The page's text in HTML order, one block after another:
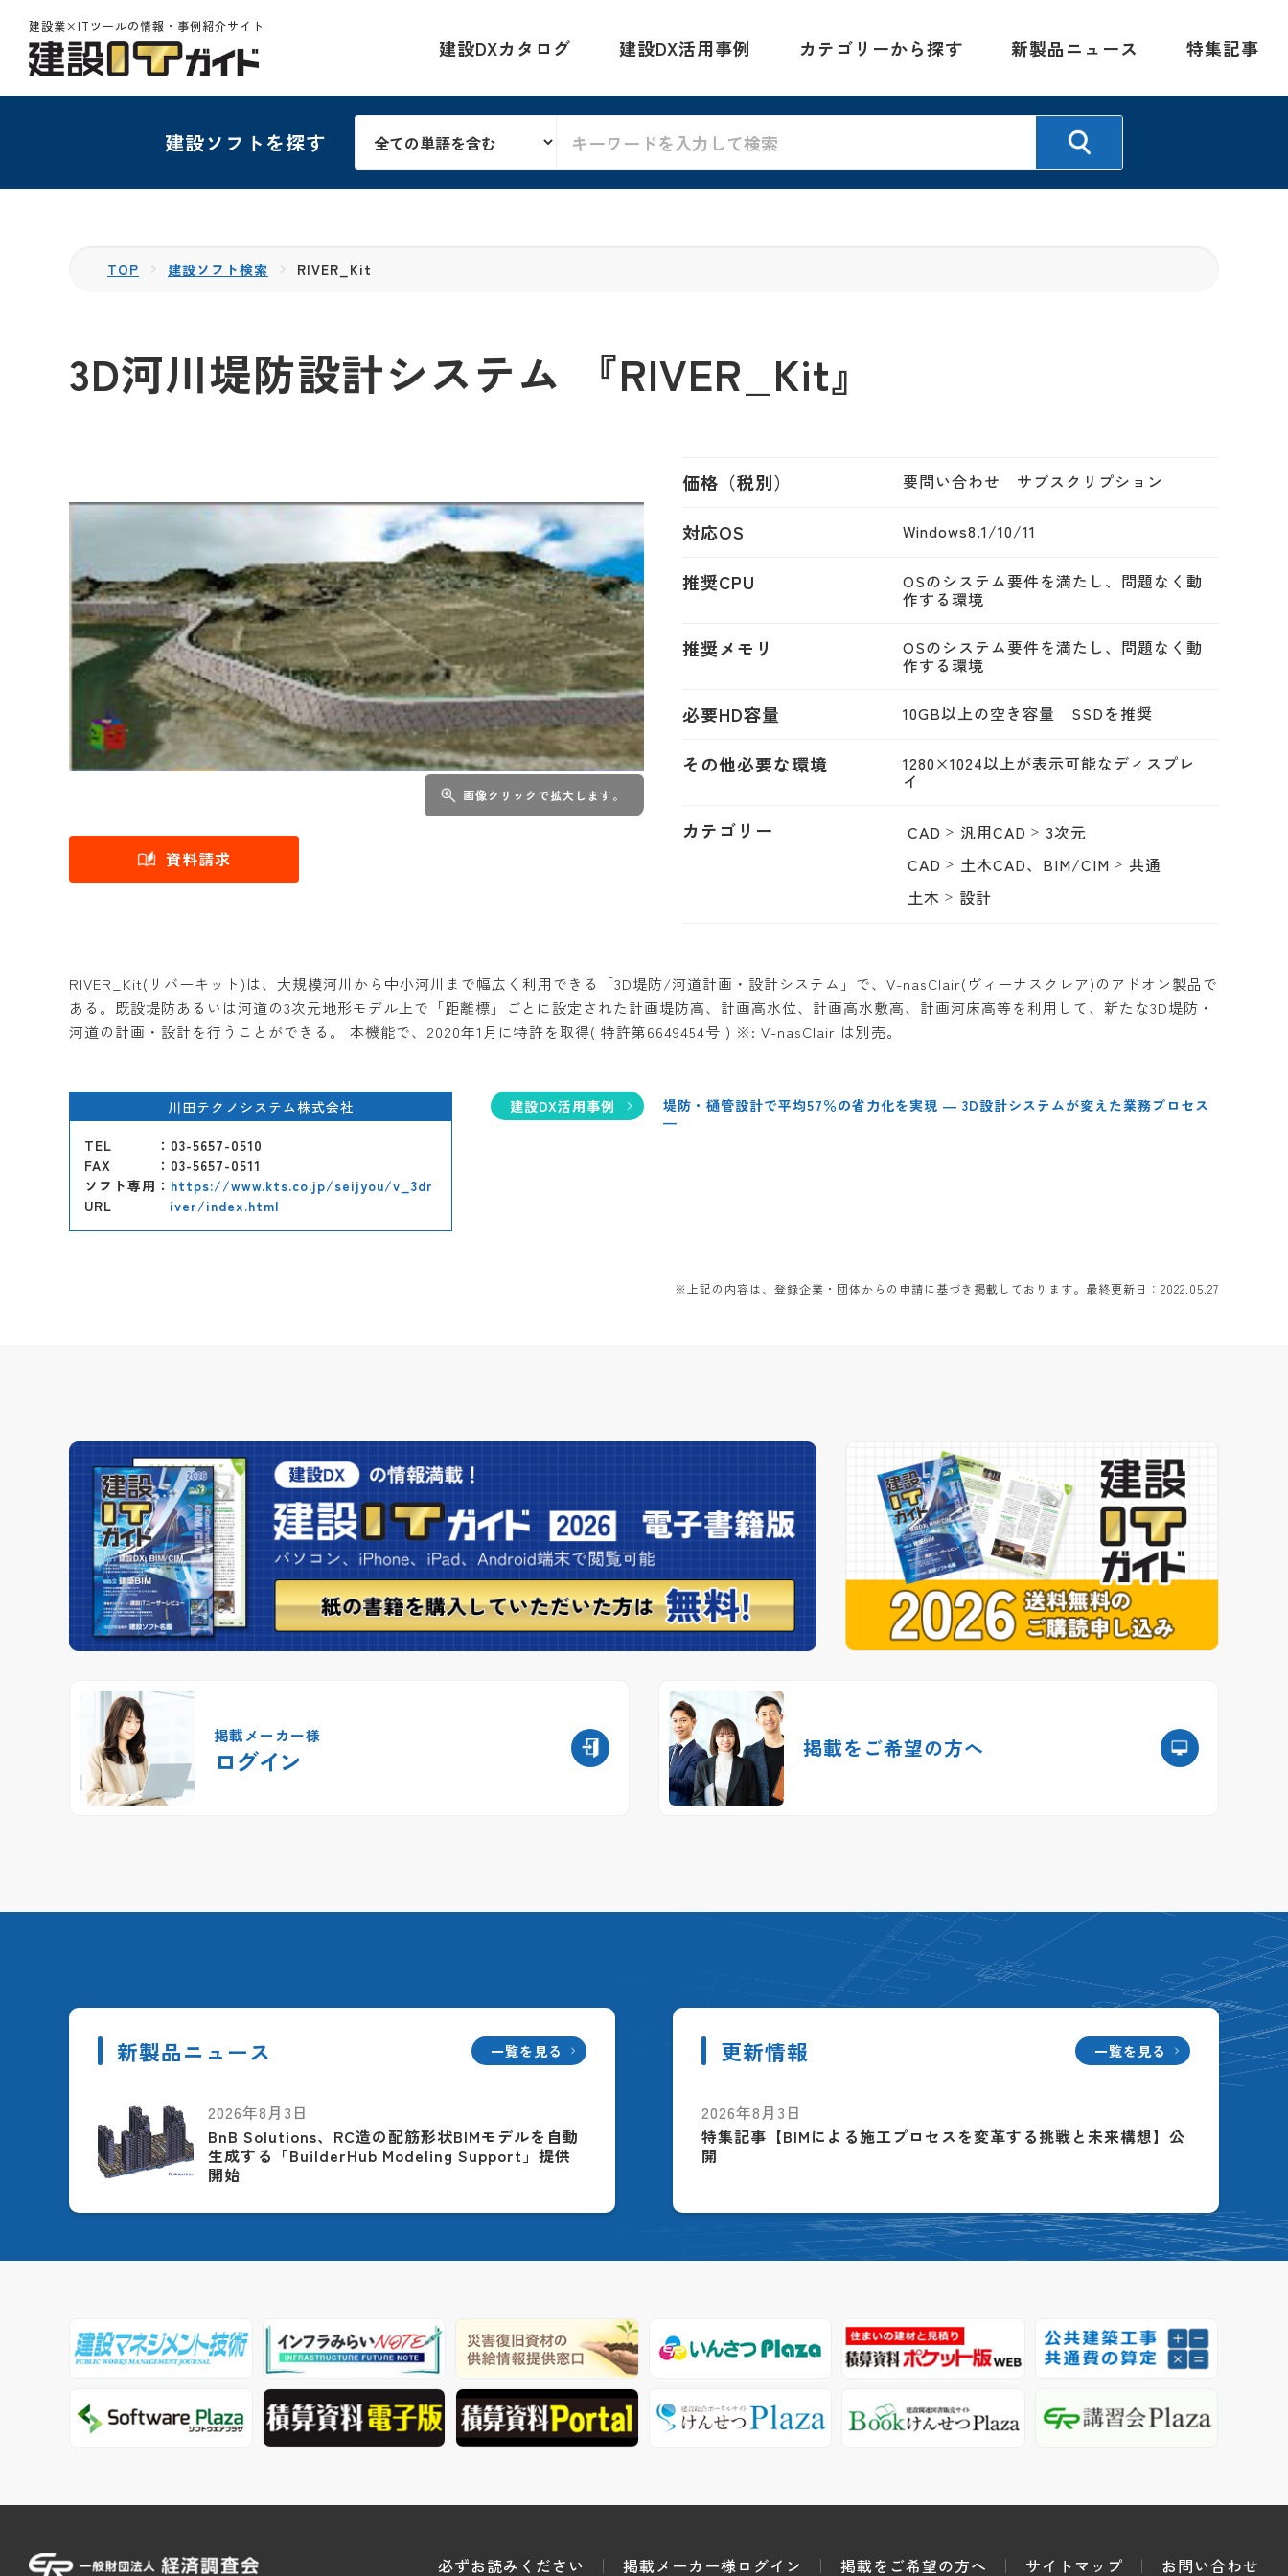
建設業×ITツールの情報・事例紹介サイト
建設DXカタログ 建設DX活用事例 カテゴリーから探す 新製品ニュース 特集記事
建設ソフトを探す
TOP 建設ソフト検索 RIVER_Kit
3D河川堤防設計システム 『RIVER_Kit』
画像クリックで拡大します。
資料請求
価格（税別） 要問い合わせ サブスクリプション
対応OS Windows8.1/10/11
推奨CPU OSのシステム要件を満たし、問題なく動
作する環境
推奨メモリ OSのシステム要件を満たし、問題なく動
作する環境
必要HD容量 10GB以上の空き容量 SSDを推奨
その他必要な環境 1280×1024以上が表示可能なディスプレ
イ
カテゴリー CAD 汎用CAD
3次元
CAD
土木CAD、BIM/CIM
共通
土木
設計
RIVER_Kit(リバーキット)は、大規模河川から中小河川まで幅広く利用できる「3D堤防/河道計画・設計システム」で、V-nasClair(ヴィーナスクレア)のアドオン製品で
ある。既設堤防あるいは河道の3次元地形モデル上で「距離標」ごとに設定された計画堤防高、計画高水位、計画高水敷高、計画河床高等を利用して、新たな3D堤防・
河道の計画・設計を行うことができる。 本機能で、2020年1月に特許を取得( 特許第6649454号 ) ※: V-nasClair は別売。
川田テクノシステム株式会社
TEL
：03-5657-0510
FAX
：03-5657-0511
ソフト専用
URL
： https://www.kts.co.jp/seijyou/v_3dr
iver/index.html
建設DX活用事例
堤防・樋管設計で平均57％の省力化を実現 ― 3D設計システムが変えた業務プロセス
—
※上記の内容は、登録企業・団体からの申請に基づき掲載しております。最終更新日：2022.05.27
掲載メーカー様
ログイン 掲載を ご希望の方へ
新製品ニュース 一覧を見る
2026年8月3日
BnB Solutions、RC造の配筋形状BIMモデルを自動
生成する「BuilderHub Modeling Support」提供
開始
更新情報 一覧を見る
2026年8月3日
特集記事【BIMによる施工プロセスを変革する挑戦と未来構想】公
開
必ずお読みください 掲載メーカー様ログイン 掲載をご希望の方へ サイトマップ お問い合わせ